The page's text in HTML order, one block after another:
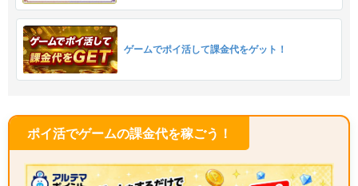
ゲームでポイ活して課金代をゲット！
ポイ活でゲームの課金代を稼ごう！